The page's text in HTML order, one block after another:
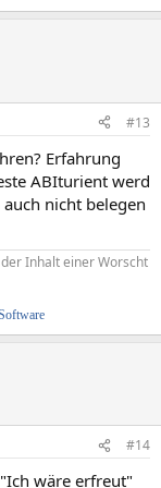
#13
Erfahrung
ABIturient werd
nicht belegen
Inhalt einer Worscht
#14
wäre erfreut"